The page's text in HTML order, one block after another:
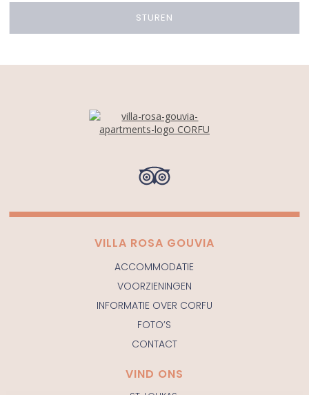
STUREN
VILLA ROSA GOUVIA
ACCOMMODATIE
VOORZIENINGEN
INFORMATIE OVER CORFU
FOTO’S
CONTACT
VIND ONS